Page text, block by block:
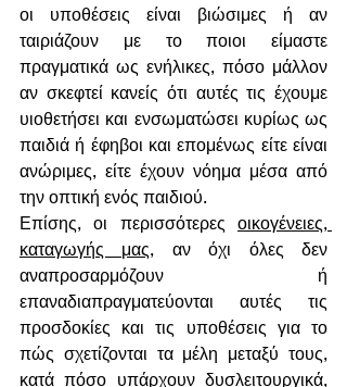
οι υποθέσεις είναι βιώσιμες ή αν
ταιριάζουν με το ποιοι είμαστε
πραγματικά ως ενήλικες, πόσο μάλλον
αν σκεφτεί κανείς ότι αυτές τις έχουμε
υιοθετήσει και ενσωματώσει κυρίως ως
παιδιά ή έφηβοι και επομένως είτε είναι
ανώριμες, είτε έχουν νόημα μέσα από
την οπτική ενός παιδιού.
Επίσης, οι περισσότερες οικογένειες,
καταγωγής μας, αν όχι όλες δεν
αναπροσαρμόζουν ή
επαναδιαπραγματεύονται αυτές τις
προσδοκίες και τις υποθέσεις για το
πώς σχετίζονται τα μέλη μεταξύ τους,
κατά πόσο υπάρχουν δυσλειτουργικά,